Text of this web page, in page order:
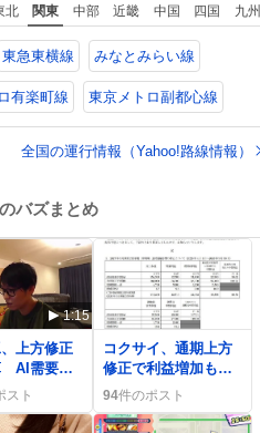
欲しいと。家内も一
緒に募金したので、
自分も何かできたら
なぁと思いました。
北 関東 中部 近畿 中国 四国 九州
東急東横線 みなとみらい線
有楽町線 東京メトロ副都心線
全国の運行情報（Yahoo!路線情報）
バズまとめ
1:15
上方修正
AI需要で
ユーザー
スト
コクサイ、通期上方
修正で利益増加も株
価は変動し投資家が
揺れる様子
94件のポスト